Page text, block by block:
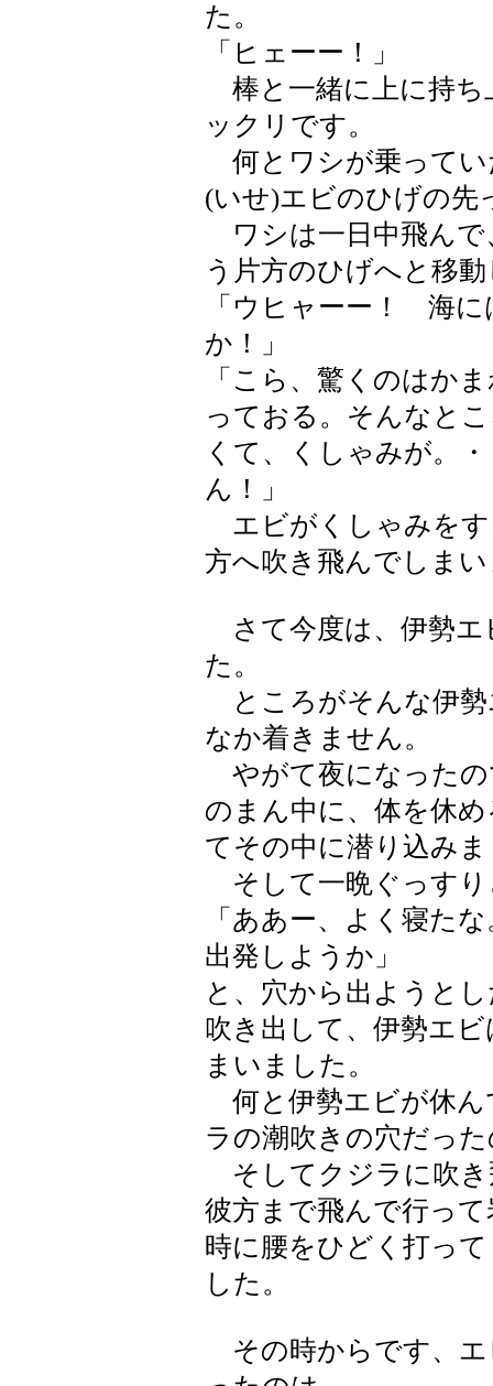
た。
「ヒェーー！」
棒と一緒に上に持ち
ックリです。
何とワシが乗ってい
(いせ)エビのひげの先
ワシは一日中飛んで
う片方のひげへと移
「ウヒャーー！ 海
か！」
「こら、驚くのはか
っておる。そんなと
くて、くしゃみが。
ん！」
エビがくしゃみをす
方へ吹き飛んでしま
さて今度は、伊勢エ
た。
ところがそんな伊勢
なか着きません。
やがて夜になったの
のまん中に、体を休
てその中に潜り込み
そして一晩ぐっすり
「ああー、よく寝た
出発しようか」
と、穴から出ようと
吹き出して、伊勢エ
まいました。
何と伊勢エビが休ん
ラの潮吹きの穴だっ
そしてクジラに吹き
彼方まで飛んで行っ
時に腰をひどく打っ
した。
その時からです、エ